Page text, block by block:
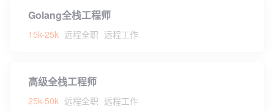
Golang全栈工程师
15k-25k 远程全职 远程工作
高级全栈工程师
25k-50k 远程全职 远程工作